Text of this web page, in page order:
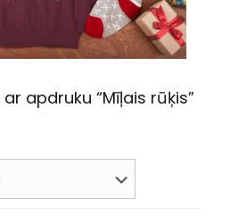
ar apdruku “Mīļais rūķis”